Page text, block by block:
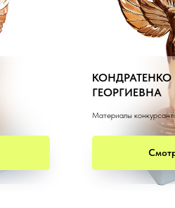
ГЕОРГИЕВНА
Материалы